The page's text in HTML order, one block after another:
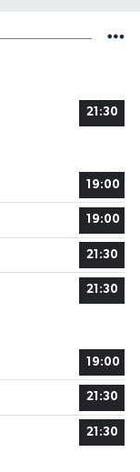
21:30
19:00
19:00
21:30
21:30
19:00
21:30
21:30